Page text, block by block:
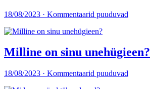
18/08/2023 · Kommentaarid puuduvad
Milline on sinu unehügieen?
18/08/2023 · Kommentaarid puuduvad